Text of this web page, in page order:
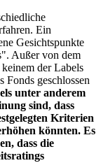
Ein
Gesichtspunkte
Außer von dem
der Labels
geschlossen
unter anderem
sind, dass
Kriterien
könnten. Es
dass die